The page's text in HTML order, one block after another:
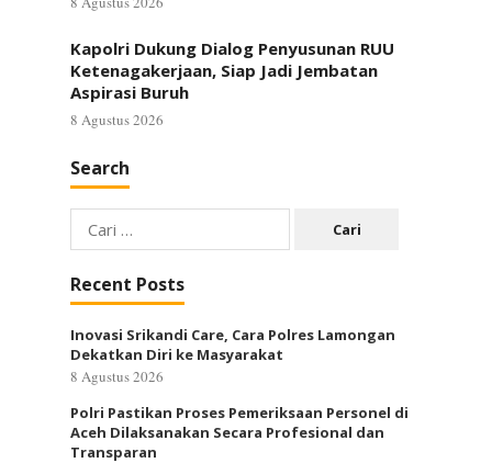
Kapolri Dukung Dialog Penyusunan RUU
Ketenagakerjaan, Siap Jadi Jembatan
Aspirasi Buruh
8 Agustus 2026
Search
Cari
untuk:
Recent Posts
Inovasi Srikandi Care, Cara Polres Lamongan
Dekatkan Diri ke Masyarakat
8 Agustus 2026
Polri Pastikan Proses Pemeriksaan Personel di
Aceh Dilaksanakan Secara Profesional dan
Transparan